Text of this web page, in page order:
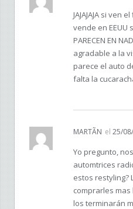
JAJAJAJA si
vende en EEUU
PARECEN EN
agradable a la
parece el auto
falta la
MARTÃ­N el 25/
Yo pregunto,
automtrices
estos restyling?
comprarles mas
los terminarán